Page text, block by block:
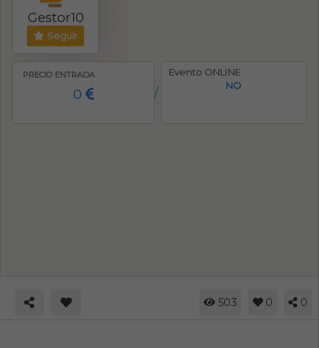
Gestor10
Seguir
PRECIO ENTRADA
0 /
Evento ONLINE
NO
503 0 0